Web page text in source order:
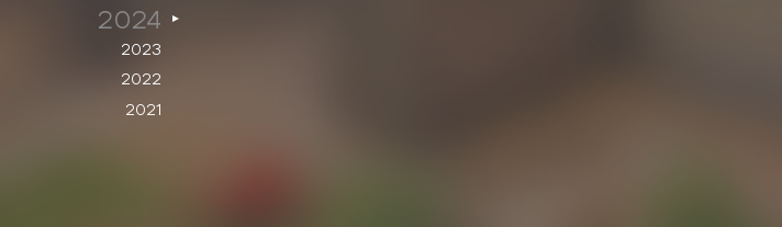
2024
2023
2022
2021